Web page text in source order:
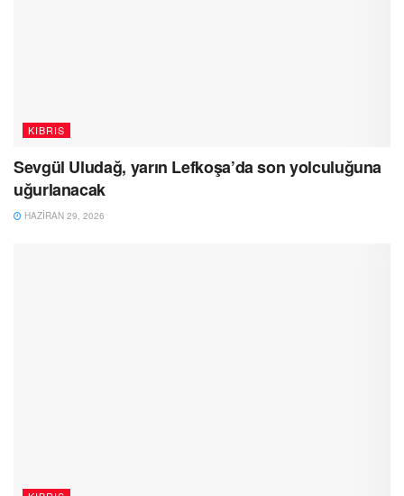
KIBRIS
Sevgül Uludağ, yarın Lefkoşa’da son yolculuğuna
uğurlanacak
HAZIRAN 29, 2026